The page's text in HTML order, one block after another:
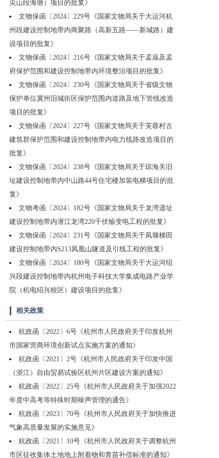
尖山段海塘）项目的批复》
文物保函〔2024〕229号《国家文物局关于大运河杭
州段建设控制地带内商聚路（高新五路——新城路）建
设项目的批复》
文物保函〔2024〕216号《国家文物局关于孟庙及孟
府保护范围和建设控制地带内环境整治项目的批复》
文物保函〔2024〕230号《国家文物局关于省级文物
保护单位冀州旧城街区保护范围内道路及地下管线改造
项目的批复》
文物保函〔2024〕227号《国家文物局关于芙蓉村古
建筑群保护范围和建设控制地带内电力线路改造项目的
批复》
文物保函〔2024〕238号《国家文物局关于琼海关旧
址建设控制地带内中山路44号住宅楼加装电梯项目的批
复》
文物考函〔2024〕182号《国家文物局关于龙湾遗址
建设控制地带内潜江龙湾220千伏输变电工程的批复》
文物保函〔2024〕231号《国家文物局关于凤堰梯田
建设控制地带内S213凤凰山隧道及引线工程的批复》
文物保函〔2024〕180号《国家文物局关于大运河绍
兴段建设控制地带内杭州电子科技大学集成电路产业学
院（杭电绍兴校区）建设项目的批复》
相关政策
杭政函〔2022〕6号《杭州市人民政府关于印发杭州
市国家营商环境创新试点实施方案的通知》
杭政函〔2021〕2号《杭州市人民政府关于印发中国
（浙江）自由贸易试验区杭州片区建设方案的通知》
杭政函〔2022〕25号《杭州市人民政府关于加强2022
年度中高考等特殊时期噪声管理的通告》
杭政函〔2023〕70号《杭州市人民政府关于加快推进
气象高质量发展的实施意见》
杭政函〔2021〕10号《杭州市人民政府关于调整杭州
市区征收集体土地地上附着物和青苗补偿标准的通知》